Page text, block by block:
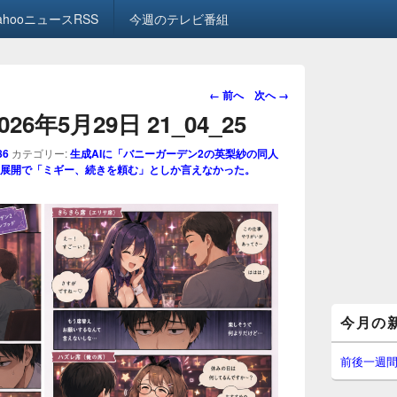
ニュースRSS 今週のテレビ番組
画
ナ
ビ
ゲ
シ
ョ
ン
← 前へ 次へ →
年5月29日 21_04_25
カテゴリー:生成AIに「バニーガーデン2の英梨紗の同人
開で「ミギー、続きを頼む」としか言えなかった。
イ
ン
サ
イ
今月の
前後一週